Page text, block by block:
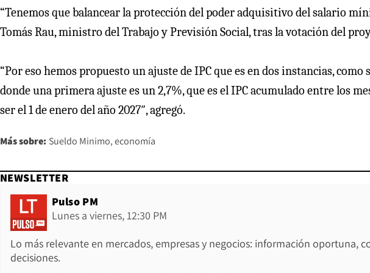
“Tenemos que balancear la protección del poder adquisitivo del salario
Tomás Rau, ministro del Trabajo y Previsión Social, tras la votación del
“Por eso hemos propuesto un ajuste de IPC que es en dos instancias, como
donde una primera ajuste es un 2,7%, que es el IPC acumulado entre los
ser el 1 de enero del año 2027″, agregó.
Más sobre: Sueldo Minimo economía
NEWSLETTER
Pulso PM
Lunes a viernes, 12:30 PM
Lo más relevante en mercados, empresas y negocios: información oportuna,
decisiones.